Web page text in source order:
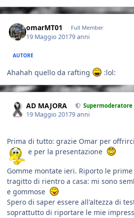
omarMT01 Full Member
19 Maggio 20179 anni
AUTORE
Ahahah quello da rafting :lol:
AD MAJORA Supermoderatore
19 Maggio 20179 anni
Prima di tutto: grazie Omar per
e per la presentazione
Gomme montate ieri. Riporto le
tragitto di rientro a casa: mi sono
e gommose
Spero di saper essere all'altezza di
soprattutto di riportare le mie